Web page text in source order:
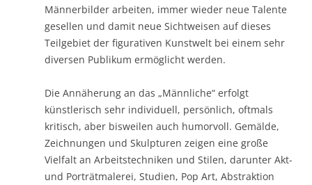
Männerbilder arbeiten, immer wieder neue Talente
gesellen und damit neue Sichtweisen auf dieses
Teilgebiet der figurativen Kunstwelt bei einem sehr
diversen Publikum ermöglicht werden.
Die Annäherung an das „Männliche“ erfolgt
künstlerisch sehr individuell, persönlich, oftmals
kritisch, aber bisweilen auch humorvoll. Gemälde,
Zeichnungen und Skulpturen zeigen eine große
Vielfalt an Arbeitstechniken und Stilen, darunter Akt-
und Porträtmalerei, Studien, Pop Art, Abstraktion